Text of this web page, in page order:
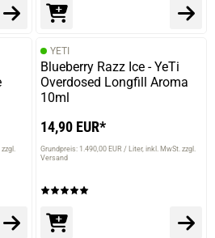
YETI
Blueberry Razz Ice - YeTi
Overdosed Longfill Aroma
10ml
14,90 EUR*
Grundpreis: 1.490,00 EUR / Liter inkl. MwSt. zzgl.
Versand